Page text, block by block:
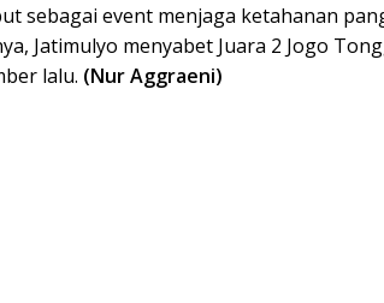
sebagai event menjaga ketahanan
Jatimulyo menyabet Juara 2 Jogo
lalu. (Nur Aggraeni)